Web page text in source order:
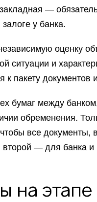
—
у банка.
оценку
ситуации и
к пакету документов
бумаг между
обременения.
все документы,
— для банка и
на